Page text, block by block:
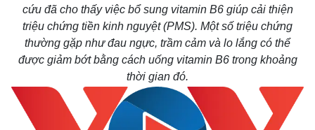
cứu đã cho thấy việc bổ sung vitamin B6 giúp cải thiện
triệu chứng tiền kinh nguyệt (PMS). Một số triệu chứng
thường gặp như đau ngực, trầm cảm và lo lắng có thể
được giảm bớt bằng cách uống vitamin B6 trong khoảng
thời gian đó.